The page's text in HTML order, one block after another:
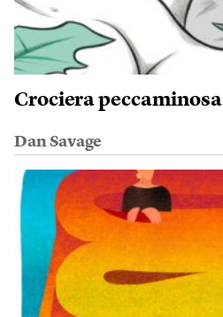
Crociera peccaminosa
Dan Savage